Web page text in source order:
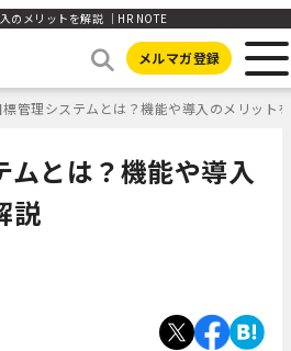
のメリットを解説 ｜HR NOTE
メルマガ登録
標管理システムとは？機能や導入のメリット
ムとは？機能や導入
説